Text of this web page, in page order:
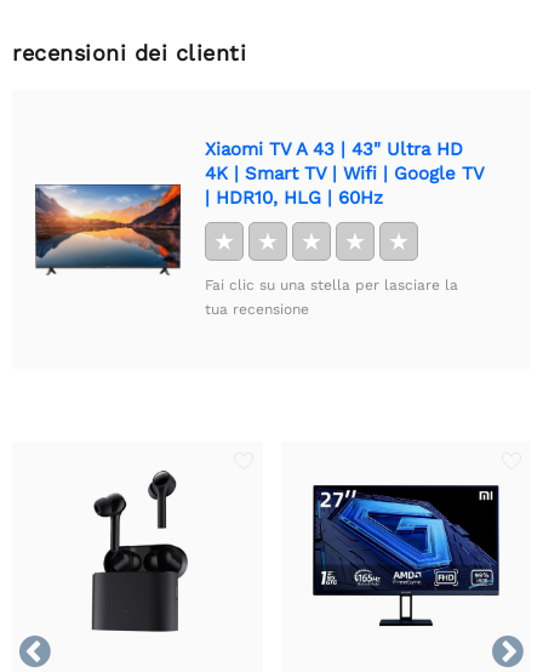
recensioni dei clienti
Xiaomi TV A 43 | 43" Ultra HD
4K | Smart TV | Wifi | Google TV
| HDR10, HLG | 60Hz
★ ★ ★ ★ ★
Fai clic su una stella per lasciare la
tua recensione

